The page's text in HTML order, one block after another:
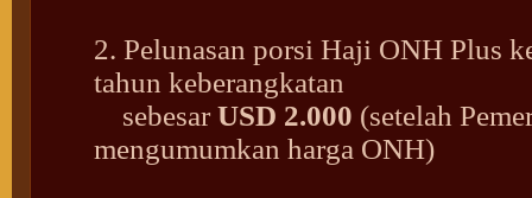
2. Pelunasan porsi Haji ONH Plus
tahun keberangkatan
sebesar USD 2.000 (setelah
mengumumkan harga ONH)